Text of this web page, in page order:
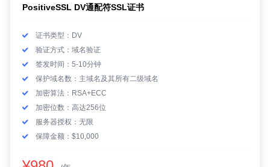
PositiveSSL DV通配符SSL证书
证书类型：DV
验证方式：域名验证
签发时间：5-10分钟
保护域名数：主域名及其所有二级域名
加密算法：RSA+ECC
加密位数：高达256位
服务器授权：无限
保障金额：$10,000